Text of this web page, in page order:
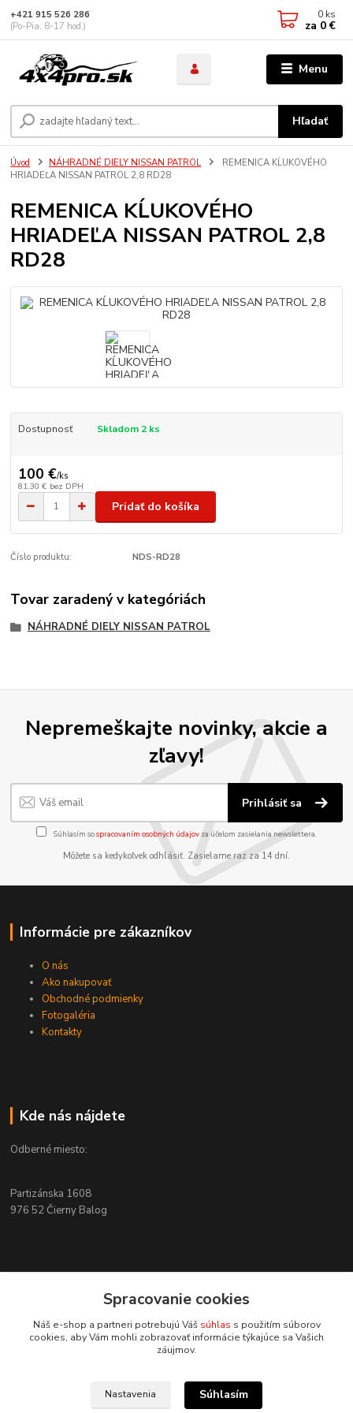
Menu
Hľadať
+421 915 526 286
(Po-Pia, 8-17 hod.)
0 ks
za 0 €
Úvod NÁHRADNÉ DIELY NISSAN PATROL
REMENICA KĹUKOVÉHO
HRIADEĽA NISSAN PATROL 2,8 RD28
REMENICA KĹUKOVÉHO
HRIADEĽA NISSAN PATROL 2,8
RD28
Dostupnosť Skladom 2 ks
100 €/ks
81,30 € bez DPH
Pridať do košíka
Číslo produktu: NDS-RD28
Tovar zaradený v kategóriách
NÁHRADNÉ DIELY NISSAN PATROL
Nepremeškajte novinky, akcie a
zľavy!
Prihlásiť sa
Súhlasím sospracovaním osobných údajov za účelom zasielania newslettera.
Môžete sa kedykoľvek odhlásiť. Zasielame raz za 14 dní.
Informácie pre zákazníkov
O nás
Ako nakupovať
Obchodné podmienky
Fotogaléria
Kontakty
Kde nás nájdete
Odberné miesto:
Partizánska 1608
976 52 Čierny Balog
+421 915 526 286
(Po-Pia, 8-17 hod.)
Spracovanie cookies
Náš e-shop a partneri potrebujú Váš súhlas s použitím súborov
cookies, aby Vám mohli zobrazovať informácie týkajúce sa Vašich
záujmov.
Nastavenia Súhlasím